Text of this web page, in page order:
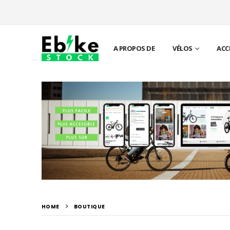
A PROPOS DE VÉLOS
HOME BOUTIQUE